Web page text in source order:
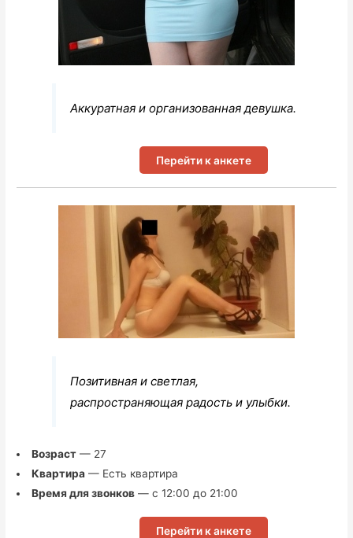
Аккуратная и организованная девушка.
Перейти к анкете
Позитивная и светлая,
распространяющая радость и улыбки.
Возраст— 27
Квартира— Есть квартира
Время для звонков— с 12:00 до 21:00
Перейти к анкете